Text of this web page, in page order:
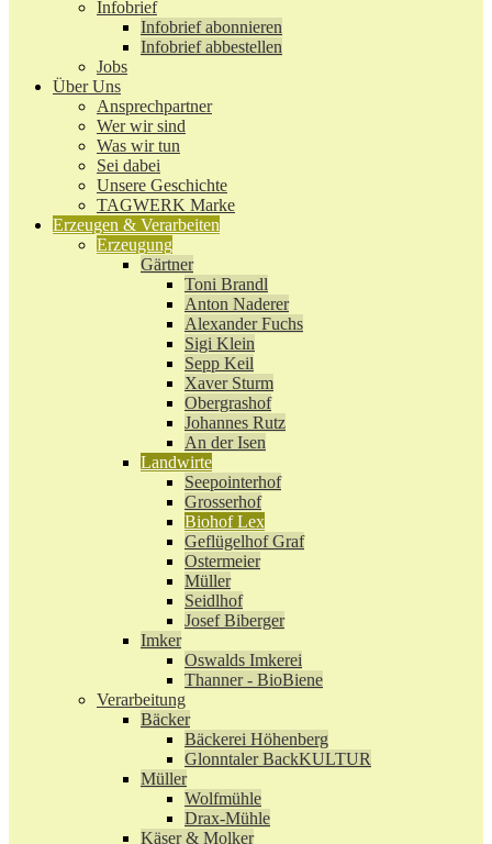
Infobrief
Infobrief abonnieren
Infobrief abbestellen
Jobs
Über Uns
Ansprechpartner
Wer wir sind
Was wir tun
Sei dabei
Unsere Geschichte
TAGWERK Marke
Erzeugen & Verarbeiten
Erzeugung
Gärtner
Toni Brandl
Anton Naderer
Alexander Fuchs
Sigi Klein
Sepp Keil
Xaver Sturm
Obergrashof
Johannes Rutz
An der Isen
Landwirte
Seepointerhof
Grosserhof
Biohof Lex
Geflügelhof Graf
Ostermeier
Müller
Seidlhof
Josef Biberger
Imker
Oswalds Imkerei
Thanner - BioBiene
Verarbeitung
Bäcker
Bäckerei Höhenberg
Glonntaler BackKULTUR
Müller
Wolfmühle
Drax-Mühle
Käser & Molker